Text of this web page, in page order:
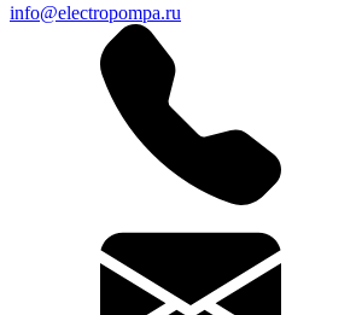
info@electropompa.ru